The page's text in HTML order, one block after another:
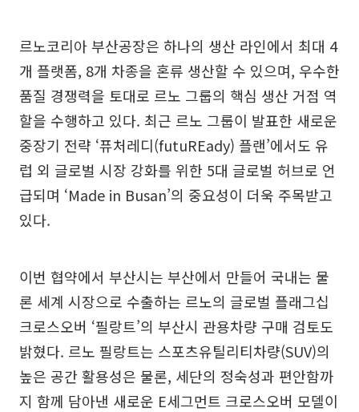
르노코리아 부산공장은 하나의 생산 라인에서 최대 4
개 플랫폼, 8개 차종을 혼류 생산할 수 있으며, 우수한
품질 경쟁력을 토대로 르노 그룹의 핵심 생산 거점 역
할을 수행하고 있다. 최근 르노 그룹이 발표한 새로운
중장기 전략 ‘퓨처레디(futuREady) 플랜’에서도 유
럽 외 글로벌 시장 강화를 위한 5대 글로벌 허브로 언
급되며 ‘Made in Busan’의 중요성이 더욱 주목받고
있다.
이번 협약에서 부산시는 부산에서 만들어 국내는 물
론 세계 시장으로 수출하는 르노의 글로벌 플래그십
크로스오버 ‘필랑트’의 부산시 관용차량 구매 검토도
밝혔다. 르노 필랑트는 스포츠유틸리티차량(SUV)의
높은 공간 활용성은 물론, 세단의 정숙성과 편안함까
지 함께 담아낸 새로운 E세그먼트 크로스오버 모델이